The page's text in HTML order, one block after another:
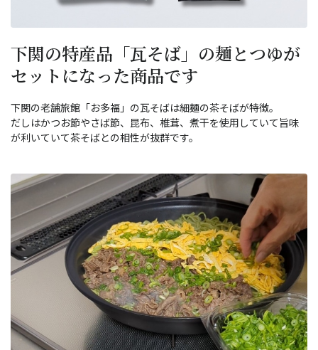
下関の特産品「瓦そば」の麺とつゆが
セットになった商品です
下関の老舗旅館「お多福」の瓦そばは細麺の茶そばが特徴。
だしはかつお節やさば節、昆布、椎茸、煮干を使用していて旨味
が利いていて茶そばとの相性が抜群です。